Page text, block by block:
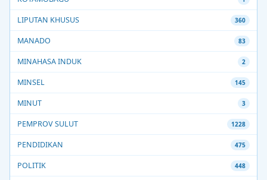
LIPUTAN KHUSUS 360
MANADO 83
MINAHASA INDUK 2
MINSEL 145
MINUT 3
PEMPROV SULUT 1228
PENDIDIKAN 475
POLITIK 448